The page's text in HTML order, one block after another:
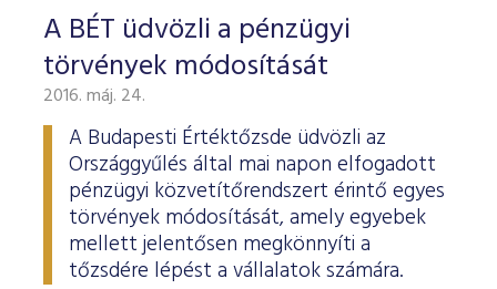
A BÉT üdvözli a pénzügyi
törvények módosítását
2016. máj. 24.
A Budapesti Értéktőzsde üdvözli az
Országgyűlés által mai napon elfogadott
pénzügyi közvetítőrendszert érintő egyes
törvények módosítását, amely egyebek
mellett jelentősen megkönnyíti a
tőzsdére lépést a vállalatok számára.